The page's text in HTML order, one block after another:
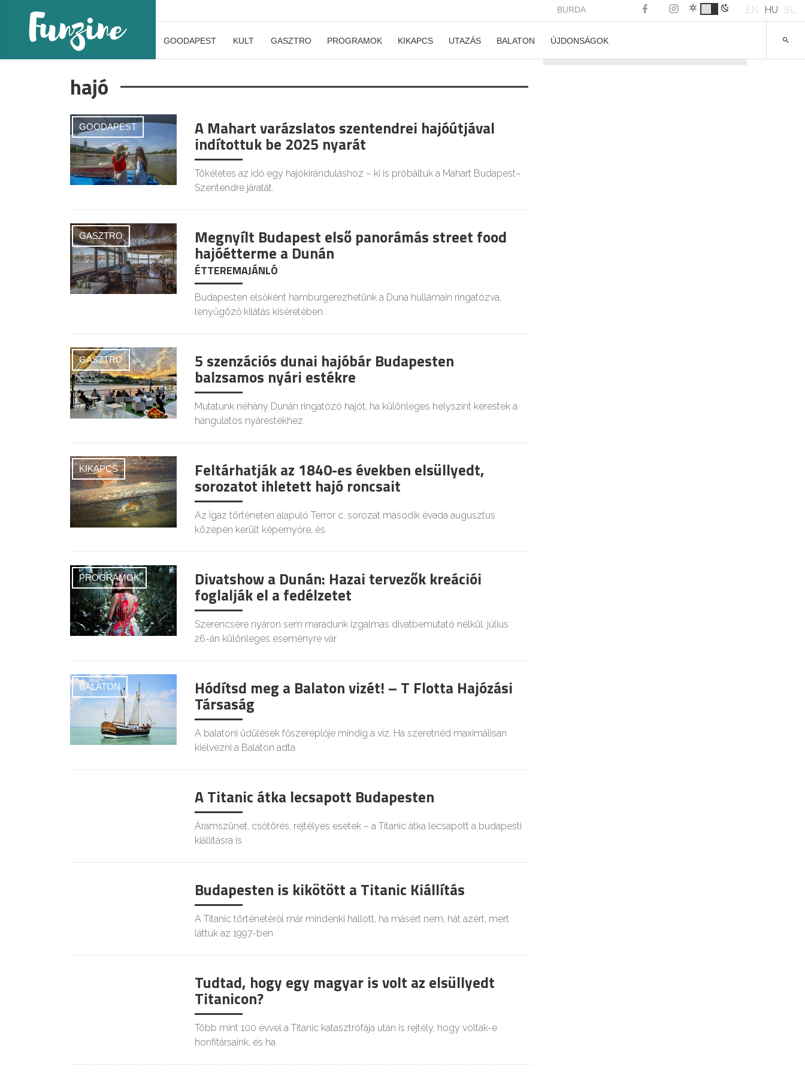
BURDA EN HU SL
GOODAPEST KULT GASZTRO PROGRAMOK KIKAPCS UTAZÁS BALATON ÚJDONSÁGOK
hajó
GOODAPEST A Mahart varázslatos szentendrei hajóútjával
indítottuk be 2025 nyarát
Tökéletes az idő egy hajókiránduláshoz – ki is próbáltuk a Mahart Budapest–
Szentendre járatát.
GASZTRO Megnyílt Budapest első panorámás street food
hajóétterme a Dunán
ÉTTEREMAJÁNLÓ
Budapesten elsőként hamburgerezhetünk a Duna hullámain ringatózva,
lenyűgöző kilátás kíséretében.
GASZTRO 5 szenzációs dunai hajóbár Budapesten
balzsamos nyári estékre
Mutatunk néhány Dunán ringatózó hajót, ha különleges helyszínt kerestek a
hangulatos nyárestékhez.
KIKAPCS Feltárhatják az 1840-es években elsüllyedt,
sorozatot ihletett hajó roncsait
Az igaz történeten alapuló Terror c. sorozat második évada augusztus
közepén került képernyőre, és
PROGRAMOK Divatshow a Dunán: Hazai tervezők kreációi
foglalják el a fedélzetet
Szerencsére nyáron sem maradunk izgalmas divatbemutató nélkül: július
26-án különleges eseményre vár
BALATON Hódítsd meg a Balaton vizét! – T Flotta Hajózási
Társaság
A balatoni üdülések főszereplője mindig a víz. Ha szeretnéd maximálisan
kiélvezni a Balaton adta
A Titanic átka lecsapott Budapesten
Áramszünet, csőtörés, rejtélyes esetek – a Titanic átka lecsapott a budapesti
kiállításra is
Budapesten is kikötött a Titanic Kiállítás
A Titanic történetéről már mindenki hallott, ha másért nem, hát azért, mert
láttuk az 1997-ben
Tudtad, hogy egy magyar is volt az elsüllyedt
Titanicon?
Több mint 100 évvel a Titanic katasztrófája után is rejtély, hogy voltak-e
honfitársaink, és ha